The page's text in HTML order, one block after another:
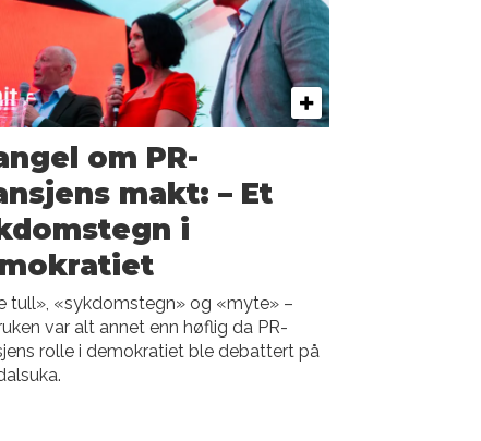
om PR-
makt: – Et
i
tull», «sykdomstegn» og «myte» –
var alt annet enn høflig da PR-
rolle i demokratiet ble debattert på